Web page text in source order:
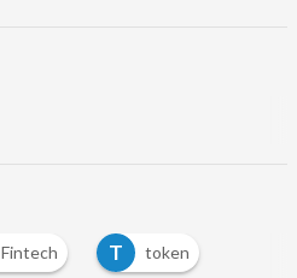
Fintech T token